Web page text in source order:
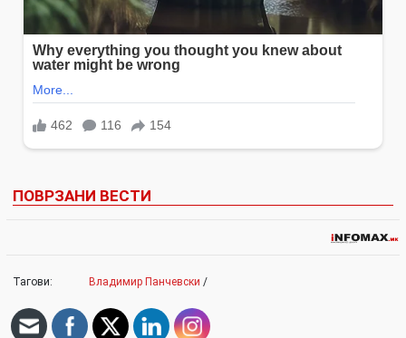
ПОВРЗАНИ ВЕСТИ
Тагови: Владимир Панчевски /